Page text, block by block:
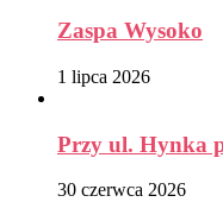
Zaspa Wysoko
1 lipca 2026
Przy ul. Hynka
30 czerwca 2026